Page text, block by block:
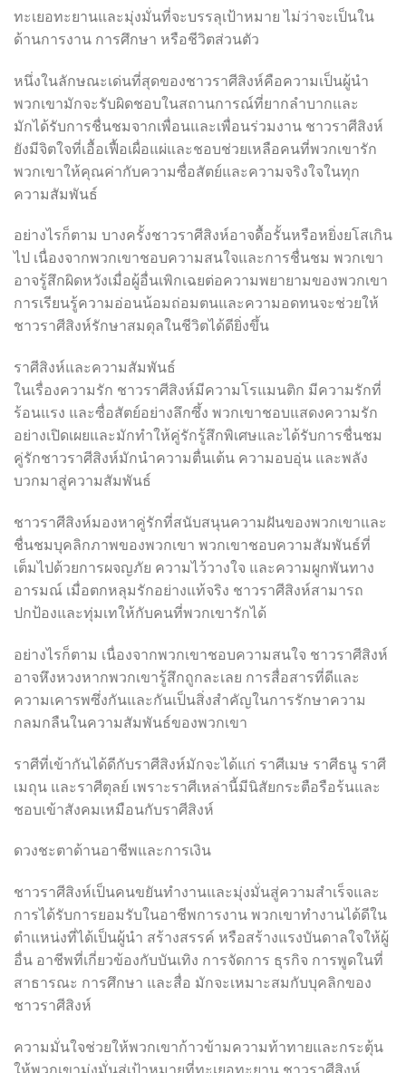
ทะเยอทะยานและมุ่งมั่นที่จะบรรลุเป้าหมาย ไม่ว่าจะเป็นใน
ด้านการงาน การศึกษา หรือชีวิตส่วนตัว
หนึ่งในลักษณะเด่นที่สุดของชาวราศีสิงห์คือความเป็นผู้นำ
พวกเขามักจะรับผิดชอบในสถานการณ์ที่ยากลำบากและ
มักได้รับการชื่นชมจากเพื่อนและเพื่อนร่วมงาน ชาวราศีสิงห์
ยังมีจิตใจที่เอื้อเฟื้อเผื่อแผ่และชอบช่วยเหลือคนที่พวกเขารัก
พวกเขาให้คุณค่ากับความซื่อสัตย์และความจริงใจในทุก
ความสัมพันธ์
อย่างไรก็ตาม บางครั้งชาวราศีสิงห์อาจดื้อรั้นหรือหยิ่งยโสเกิน
ไป เนื่องจากพวกเขาชอบความสนใจและการชื่นชม พวกเขา
อาจรู้สึกผิดหวังเมื่อผู้อื่นเพิกเฉยต่อความพยายามของพวกเขา
การเรียนรู้ความอ่อนน้อมถ่อมตนและความอดทนจะช่วยให้
ชาวราศีสิงห์รักษาสมดุลในชีวิตได้ดียิ่งขึ้น
ราศีสิงห์และความสัมพันธ์
ในเรื่องความรัก ชาวราศีสิงห์มีความโรแมนติก มีความรักที่
ร้อนแรง และซื่อสัตย์อย่างลึกซึ้ง พวกเขาชอบแสดงความรัก
อย่างเปิดเผยและมักทำให้คู่รักรู้สึกพิเศษและได้รับการชื่นชม
คู่รักชาวราศีสิงห์มักนำความตื่นเต้น ความอบอุ่น และพลัง
บวกมาสู่ความสัมพันธ์
ชาวราศีสิงห์มองหาคู่รักที่สนับสนุนความฝันของพวกเขาและ
ชื่นชมบุคลิกภาพของพวกเขา พวกเขาชอบความสัมพันธ์ที่
เต็มไปด้วยการผจญภัย ความไว้วางใจ และความผูกพันทาง
อารมณ์ เมื่อตกหลุมรักอย่างแท้จริง ชาวราศีสิงห์สามารถ
ปกป้องและทุ่มเทให้กับคนที่พวกเขารักได้
อย่างไรก็ตาม เนื่องจากพวกเขาชอบความสนใจ ชาวราศีสิงห์
อาจหึงหวงหากพวกเขารู้สึกถูกละเลย การสื่อสารที่ดีและ
ความเคารพซึ่งกันและกันเป็นสิ่งสำคัญในการรักษาความ
กลมกลืนในความสัมพันธ์ของพวกเขา
ราศีที่เข้ากันได้ดีกับราศีสิงห์มักจะได้แก่ ราศีเมษ ราศีธนู ราศี
เมถุน และราศีตุลย์ เพราะราศีเหล่านี้มีนิสัยกระตือรือร้นและ
ชอบเข้าสังคมเหมือนกับราศีสิงห์
ดวงชะตาด้านอาชีพและการเงิน
ชาวราศีสิงห์เป็นคนขยันทำงานและมุ่งมั่นสู่ความสำเร็จและ
การได้รับการยอมรับในอาชีพการงาน พวกเขาทำงานได้ดีใน
ตำแหน่งที่ได้เป็นผู้นำ สร้างสรรค์ หรือสร้างแรงบันดาลใจให้ผู้
อื่น อาชีพที่เกี่ยวข้องกับบันเทิง การจัดการ ธุรกิจ การพูดในที่
สาธารณะ การศึกษา และสื่อ มักจะเหมาะสมกับบุคลิกของ
ชาวราศีสิงห์
ความมั่นใจช่วยให้พวกเขาก้าวข้ามความท้าทายและกระตุ้น
ให้พวกเขามุ่งมั่นสู่เป้าหมายที่ทะเยอทะยาน ชาวราศีสิงห์